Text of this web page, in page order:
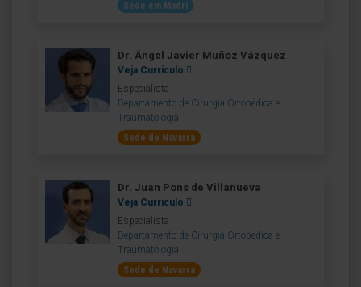
Sede em Madri
Dr. Ángel Javier Muñoz Vázquez
Veja Currículo
Especialista
Departamento de Cirurgia Ortopédica e
Traumatologia
Sede de Navarra
Dr. Juan Pons de Villanueva
Veja Currículo
Especialista
Departamento de Cirurgia Ortopédica e
Traumatologia
Sede de Navarra